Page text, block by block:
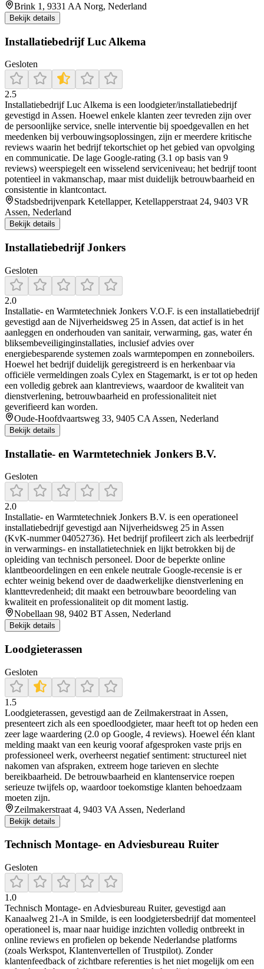
Brink 1, 9331 AA Norg, Nederland
Bekijk details
Installatiebedrijf Luc Alkema
Gesloten
2.5
Installatiebedrijf Luc Alkema is een loodgieter/installatiebedrijf
gevestigd in Assen. Hoewel enkele klanten zeer tevreden zijn over
de persoonlijke service, snelle interventie bij spoedgevallen en het
meedenken bij verbouwingsoplossingen, zijn er meerdere kritische
reviews waarin het bedrijf tekortschiet op het gebied van opvolging
en communicatie. De lage Google-rating (3.1 op basis van 9
reviews) weerspiegelt een wisselend serviceniveau; het bedrijf toont
potentieel in vakmanschap, maar mist duidelijk betrouwbaarheid en
consistentie in klantcontact.
Stadsbedrijvenpark Ketellapper, Ketellapperstraat 24, 9403 VR
Assen, Nederland
Bekijk details
Installatiebedrijf Jonkers
Gesloten
2.0
Installatie- en Warmtetechniek Jonkers V.O.F. is een installatiebedrijf
gevestigd aan de Nijverheidsweg 25 in Assen, dat actief is in het
aanleggen en onderhouden van sanitair, verwarming, gas, water én
bliksembeveiliginginstallaties, inclusief advies over
energiebesparende systemen zoals warmtepompen en zonneboilers.
Hoewel het bedrijf duidelijk geregistreerd is en herkenbaar via
officiële vermeldingen zoals Cylex en Stagemarkt, is er tot op heden
een volledig gebrek aan klantreviews, waardoor de kwaliteit van
dienstverlening, betrouwbaarheid en professionaliteit niet
geverifieerd kan worden.
Oude-Hoofdvaartsweg 33, 9405 CA Assen, Nederland
Bekijk details
Installatie- en Warmtetechniek Jonkers B.V.
Gesloten
2.0
Installatie- en Warmtetechniek Jonkers B.V. is een operationeel
installatiebedrijf gevestigd aan Nijverheidsweg 25 in Assen
(KvK‑nummer 04052736). Het bedrijf profileert zich als leerbedrijf
in verwarmings- en installatie­techniek en lijkt betrokken bij de
opleiding van technisch personeel. Door de beperkte online
klantbeoordelingen en een enkele neutrale Google-recensie is er
echter weinig bekend over de daadwerkelijke dienstverlening en
klanttevredenheid; dit maakt een betrouwbare beoordeling van
kwaliteit en professionaliteit op dit moment lastig.
Nobellaan 98, 9402 BT Assen, Nederland
Bekijk details
Loodgieterassen
Gesloten
1.5
Loodgieterassen, gevestigd aan de Zeilmakerstraat in Assen,
presenteert zich als een spoedloodgieter, maar heeft tot op heden een
zeer lage waardering (2.0 op Google, 4 reviews). Hoewel één klant
melding maakt van een keurig vooraf afgesproken vaste prijs en
professioneel werk, overheerst negatief sentiment: structureel niet
nakomen van afspraken, extreem hoge tarieven en slechte
bereikbaarheid. De betrouwbaarheid en klantenservice roepen
serieuze twijfels op, waardoor toekomstige klanten behoedzaam
moeten zijn.
Zeilmakerstraat 4, 9403 VA Assen, Nederland
Bekijk details
Technisch Montage- en Adviesbureau Ruiter
Gesloten
1.0
Technisch Montage- en Adviesbureau Ruiter, gevestigd aan
Kanaalweg 21‑A in Smilde, is een loodgietersbedrijf dat momenteel
operationeel is, maar naar huidige inzichten volledig ontbreekt in
online reviews en profielen op bekende Nederlandse platforms
(zoals Werkspot, Klantenvertellen of Trustpilot). Zonder
klantenfeedback of zichtbare referenties is het niet mogelijk om een